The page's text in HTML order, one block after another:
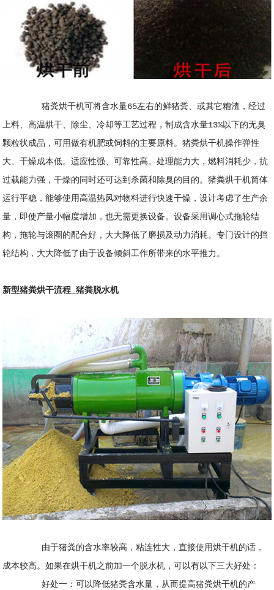
猪粪烘干机可将含水量65左右的鲜猪粪、或其它糟渣，经过
上料、高温烘干、除尘、冷却等工艺过程，制成含水量13%以下的无臭
颗粒状成品，可用做有机肥或饲料的主要原料。猪粪烘干机操作弹性
大、干燥成本低。适应性强、可靠性高。处理能力大，燃料消耗少，抗
过载能力强，干燥的同时还可达到杀菌和除臭的目的。猪粪烘干机筒体
运行平稳，能够使用高温热风对物料进行快速干燥，设计考虑了生产余
量，即使产量小幅度增加，也无需更换设备。设备采用调心式拖轮结
构，拖轮与滚圈的配合好，大大降低了磨损及动力消耗。专门设计的挡
轮结构，大大降低了由于设备倾斜工作所带来的水平推力。
新型猪粪烘干流程_猪粪脱水机
由于猪粪的含水率较高，粘连性大，直接使用烘干机的话，
成本较高。如果在烘干机之前加一个脱水机，可以有以下三大好处：
好处一：可以降低猪粪含水量，从而提高猪粪烘干机的产